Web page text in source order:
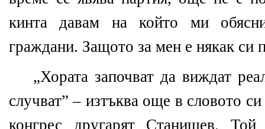
кинта давам на който ми
граждани. Защото за мен е някак си
„Хората започват да виждат
случват” – изтъква още в словото
конгрес другарят Станишев.